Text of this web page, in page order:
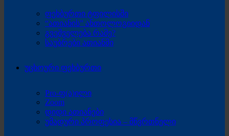
ფეხბურთი ტფილისში
“ათიანის” ანთოლოგიიდან
გვეშველება რამე?
საუბრები ათიანში
უცხოური ფეხბურთი
Pro-ფ(ა)ილი
Zoom
დიდი ათიანები
უმადური პროფესია – მწვრთნელი